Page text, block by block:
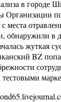
в городе
Организации
места
обнаружили в
жуткая
BZ